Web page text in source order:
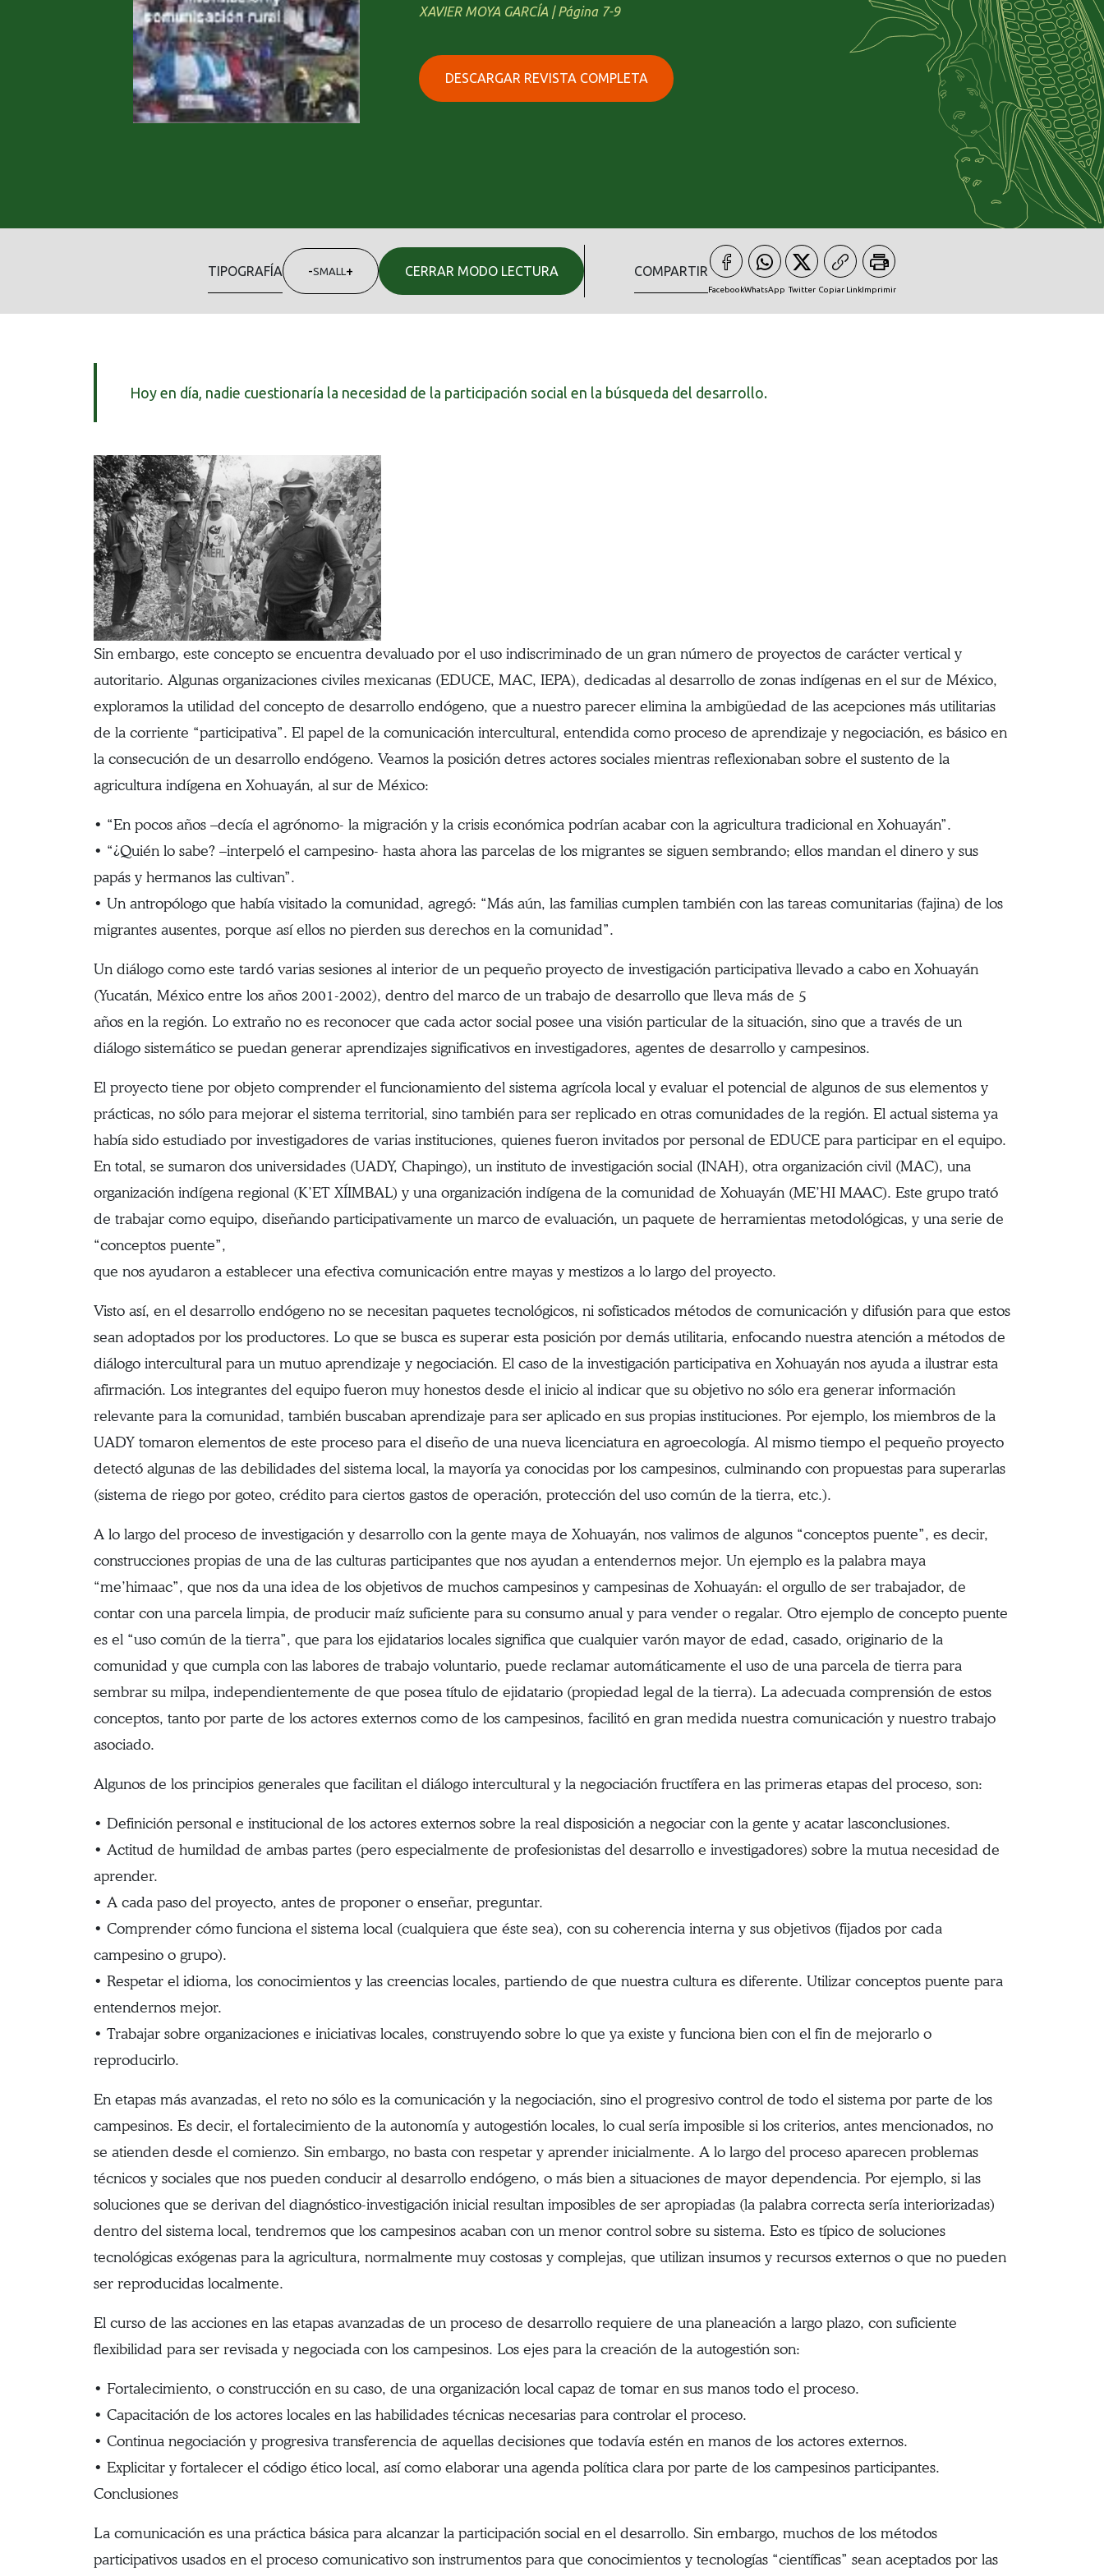
XAVIER MOYA GARCÍA | Página 7-9
DESCARGAR REVISTA COMPLETA
TIPOGRAFÍA -SMALL + CERRAR MODO LECTURA COMPARTIR
FacebookWhatsApp Twitter Copiar LinkImprimir
Hoy en día, nadie cuestionaría la necesidad de la participación social en la búsqueda del desarrollo.
Sin embargo, este concepto se encuentra devaluado por el uso indiscriminado de un gran número de proyectos de carácter vertical y
autoritario. Algunas organizaciones civiles mexicanas (EDUCE, MAC, IEPA), dedicadas al desarrollo de zonas indígenas en el sur de México,
exploramos la utilidad del concepto de desarrollo endógeno, que a nuestro parecer elimina la ambigüedad de las acepciones más utilitarias
de la corriente “participativa”. El papel de la comunicación intercultural, entendida como proceso de aprendizaje y negociación, es básico en
la consecución de un desarrollo endógeno. Veamos la posición detres actores sociales mientras reflexionaban sobre el sustento de la
agricultura indígena en Xohuayán, al sur de México:
• “En pocos años –decía el agrónomo- la migración y la crisis económica podrían acabar con la agricultura tradicional en Xohuayán”.
• “¿Quién lo sabe? –interpeló el campesino- hasta ahora las parcelas de los migrantes se siguen sembrando; ellos mandan el dinero y sus
papás y hermanos las cultivan”.
• Un antropólogo que había visitado la comunidad, agregó: “Más aún, las familias cumplen también con las tareas comunitarias (fajina) de los
migrantes ausentes, porque así ellos no pierden sus derechos en la comunidad”.
Un diálogo como este tardó varias sesiones al interior de un pequeño proyecto de investigación participativa llevado a cabo en Xohuayán
(Yucatán, México entre los años 2001-2002), dentro del marco de un trabajo de desarrollo que lleva más de 5
años en la región. Lo extraño no es reconocer que cada actor social posee una visión particular de la situación, sino que a través de un
diálogo sistemático se puedan generar aprendizajes significativos en investigadores, agentes de desarrollo y campesinos.
El proyecto tiene por objeto comprender el funcionamiento del sistema agrícola local y evaluar el potencial de algunos de sus elementos y
prácticas, no sólo para mejorar el sistema territorial, sino también para ser replicado en otras comunidades de la región. El actual sistema ya
había sido estudiado por investigadores de varias instituciones, quienes fueron invitados por personal de EDUCE para participar en el equipo.
En total, se sumaron dos universidades (UADY, Chapingo), un instituto de investigación social (INAH), otra organización civil (MAC), una
organización indígena regional (K’ET XÍIMBAL) y una organización indígena de la comunidad de Xohuayán (ME’HI MAAC). Este grupo trató
de trabajar como equipo, diseñando participativamente un marco de evaluación, un paquete de herramientas metodológicas, y una serie de
“conceptos puente”,
que nos ayudaron a establecer una efectiva comunicación entre mayas y mestizos a lo largo del proyecto.
Visto así, en el desarrollo endógeno no se necesitan paquetes tecnológicos, ni sofisticados métodos de comunicación y difusión para que estos
sean adoptados por los productores. Lo que se busca es superar esta posición por demás utilitaria, enfocando nuestra atención a métodos de
diálogo intercultural para un mutuo aprendizaje y negociación. El caso de la investigación participativa en Xohuayán nos ayuda a ilustrar esta
afirmación. Los integrantes del equipo fueron muy honestos desde el inicio al indicar que su objetivo no sólo era generar información
relevante para la comunidad, también buscaban aprendizaje para ser aplicado en sus propias instituciones. Por ejemplo, los miembros de la
UADY tomaron elementos de este proceso para el diseño de una nueva licenciatura en agroecología. Al mismo tiempo el pequeño proyecto
detectó algunas de las debilidades del sistema local, la mayoría ya conocidas por los campesinos, culminando con propuestas para superarlas
(sistema de riego por goteo, crédito para ciertos gastos de operación, protección del uso común de la tierra, etc.).
A lo largo del proceso de investigación y desarrollo con la gente maya de Xohuayán, nos valimos de algunos “conceptos puente”, es decir,
construcciones propias de una de las culturas participantes que nos ayudan a entendernos mejor. Un ejemplo es la palabra maya
“me’himaac”, que nos da una idea de los objetivos de muchos campesinos y campesinas de Xohuayán: el orgullo de ser trabajador, de
contar con una parcela limpia, de producir maíz suficiente para su consumo anual y para vender o regalar. Otro ejemplo de concepto puente
es el “uso común de la tierra”, que para los ejidatarios locales significa que cualquier varón mayor de edad, casado, originario de la
comunidad y que cumpla con las labores de trabajo voluntario, puede reclamar automáticamente el uso de una parcela de tierra para
sembrar su milpa, independientemente de que posea título de ejidatario (propiedad legal de la tierra). La adecuada comprensión de estos
conceptos, tanto por parte de los actores externos como de los campesinos, facilitó en gran medida nuestra comunicación y nuestro trabajo
asociado.
Algunos de los principios generales que facilitan el diálogo intercultural y la negociación fructífera en las primeras etapas del proceso, son:
• Definición personal e institucional de los actores externos sobre la real disposición a negociar con la gente y acatar lasconclusiones.
• Actitud de humildad de ambas partes (pero especialmente de profesionistas del desarrollo e investigadores) sobre la mutua necesidad de
aprender.
• A cada paso del proyecto, antes de proponer o enseñar, preguntar.
• Comprender cómo funciona el sistema local (cualquiera que éste sea), con su coherencia interna y sus objetivos (fijados por cada
campesino o grupo).
• Respetar el idioma, los conocimientos y las creencias locales, partiendo de que nuestra cultura es diferente. Utilizar conceptos puente para
entendernos mejor.
• Trabajar sobre organizaciones e iniciativas locales, construyendo sobre lo que ya existe y funciona bien con el fin de mejorarlo o
reproducirlo.
En etapas más avanzadas, el reto no sólo es la comunicación y la negociación, sino el progresivo control de todo el sistema por parte de los
campesinos. Es decir, el fortalecimiento de la autonomía y autogestión locales, lo cual sería imposible si los criterios, antes mencionados, no
se atienden desde el comienzo. Sin embargo, no basta con respetar y aprender inicialmente. A lo largo del proceso aparecen problemas
técnicos y sociales que nos pueden conducir al desarrollo endógeno, o más bien a situaciones de mayor dependencia. Por ejemplo, si las
soluciones que se derivan del diagnóstico-investigación inicial resultan imposibles de ser apropiadas (la palabra correcta sería interiorizadas)
dentro del sistema local, tendremos que los campesinos acaban con un menor control sobre su sistema. Esto es típico de soluciones
tecnológicas exógenas para la agricultura, normalmente muy costosas y complejas, que utilizan insumos y recursos externos o que no pueden
ser reproducidas localmente.
El curso de las acciones en las etapas avanzadas de un proceso de desarrollo requiere de una planeación a largo plazo, con suficiente
flexibilidad para ser revisada y negociada con los campesinos. Los ejes para la creación de la autogestión son:
• Fortalecimiento, o construcción en su caso, de una organización local capaz de tomar en sus manos todo el proceso.
• Capacitación de los actores locales en las habilidades técnicas necesarias para controlar el proceso.
• Continua negociación y progresiva transferencia de aquellas decisiones que todavía estén en manos de los actores externos.
• Explicitar y fortalecer el código ético local, así como elaborar una agenda política clara por parte de los campesinos participantes.
Conclusiones
La comunicación es una práctica básica para alcanzar la participación social en el desarrollo. Sin embargo, muchos de los métodos
participativos usados en el proceso comunicativo son instrumentos para que conocimientos y tecnologías “científicas” sean aceptados por las